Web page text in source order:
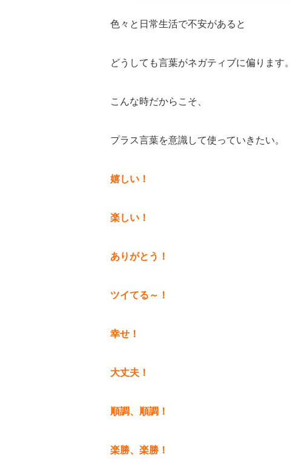
色々と日常生活で不安があると
どうしても言葉がネガティブに偏ります。
こんな時だからこそ、
プラス言葉を意識して使っていきたい。
嬉しい！
楽しい！
ありがとう！
ツイてる～！
幸せ！
大丈夫！
順調、順調！
楽勝、楽勝！